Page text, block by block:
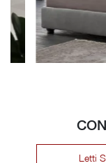
Letti